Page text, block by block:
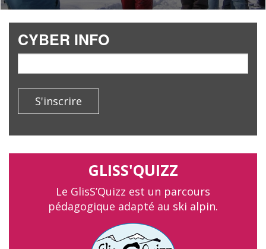
CYBER INFO
S'inscrire
GLISS'QUIZZ
Le GlisS’Quizz est un parcours
pédagogique adapté au ski alpin.